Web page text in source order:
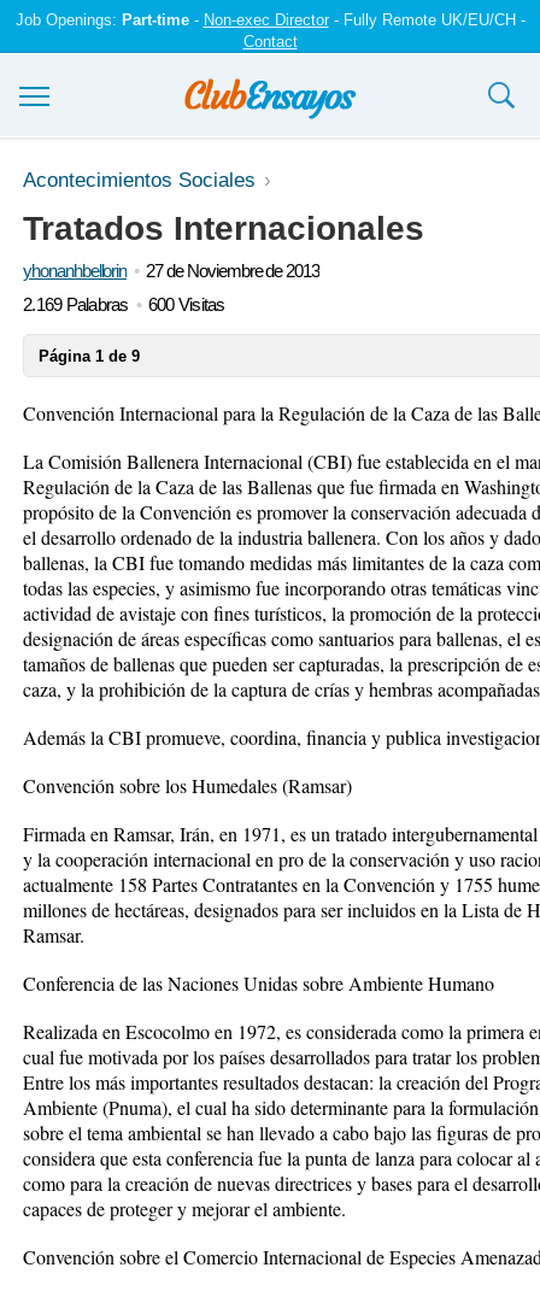
Job Openings: Part-time- Non-exec Director- Fully Remote UK/EU/CH -
Contact
Ensayos y trabajos
Registrarse
Iniciar sesión
Acontecimientos Sociales
Tratados Internacionales
yhonanhbellorin
27 de Noviembre de 2013
2.169 Palabras
600 Visitas
Página 1 de 9
Convención Internacional para la Regulación de la Caza de las
La Comisión Ballenera Internacional (CBI) fue establecida en el
Regulación de la Caza de las Ballenas que fue firmada en
propósito de la Convención es promover la conservación adecuada
el desarrollo ordenado de la industria ballenera. Con los años y
ballenas, la CBI fue tomando medidas más limitantes de la caza
todas las especies, y asimismo fue incorporando otras temáticas
actividad de avistaje con fines turísticos, la promoción de la
designación de áreas específicas como santuarios para ballenas, el
tamaños de ballenas que pueden ser capturadas, la prescripción de
caza, y la prohibición de la captura de crías y hembras
Además la CBI promueve, coordina, financia y publica
Convención sobre los Humedales (Ramsar)
Firmada en Ramsar, Irán, en 1971, es un tratado
y la cooperación internacional en pro de la conservación y uso
actualmente 158 Partes Contratantes en la Convención y 1755
millones de hectáreas, designados para ser incluidos en la Lista de
Ramsar.
Conferencia de las Naciones Unidas sobre Ambiente Humano
Realizada en Escocolmo en 1972, es considerada como la primera
cual fue motivada por los países desarrollados para tratar los
Entre los más importantes resultados destacan: la creación del
Ambiente (Pnuma), el cual ha sido determinante para la
sobre el tema ambiental se han llevado a cabo bajo las figuras de
considera que esta conferencia fue la punta de lanza para colocar
como para la creación de nuevas directrices y bases para el
capaces de proteger y mejorar el ambiente.
Convención sobre el Comercio Internacional de Especies